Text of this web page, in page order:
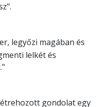
legyőzi magában és
lelkét és
gondolat egy